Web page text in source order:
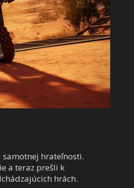
samotnej hrateľnosti.
a teraz prešli k
hrách.